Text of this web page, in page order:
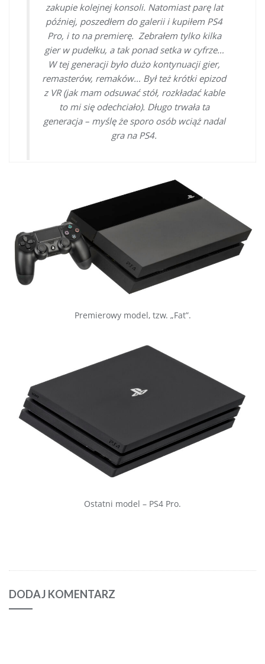
zakupie kolejnej konsoli. Natomiast parę lat
później, poszedłem do galerii i kupiłem PS4
Pro, i to na premierę. Zebrałem tylko kilka
gier w pudełku, a tak ponad setka w cyfrze…
W tej generacji było dużo kontynuacji gier,
remasterów, remaków… Był też krótki epizod
z VR (jak mam odsuwać stół, rozkładać kable
to mi się odechciało). Długo trwała ta
generacja – myślę że sporo osób wciąż nadal
gra na PS4.
Premierowy model, tzw. „Fat”.
Ostatni model – PS4 Pro.
DODAJ KOMENTARZ